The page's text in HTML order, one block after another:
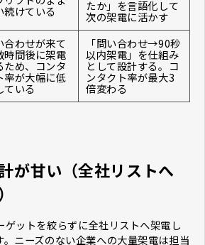
続けている たか」を言語化して
次の架電に活かす
合わせが来て
時間後に架電
ため、コンタ
率が大幅に低
ている
「問い合わせ→90秒
以内架電」を仕組み
として設計する。コ
ンタクト率が最大3
倍変わる
が甘い（全社リストへ
ゲットを絞らずに全社リストへ架電し
ニーズのない企業への大量架電は担当